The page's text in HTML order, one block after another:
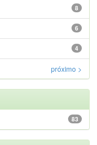
8
6
4
próximo >
83